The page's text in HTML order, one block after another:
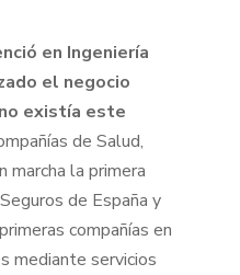
en Ingeniería
el negocio
existía este
de Salud,
marcha la primera
de España y
compañías en
mediante servicios